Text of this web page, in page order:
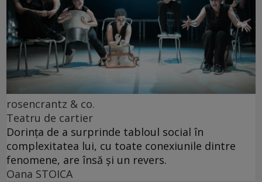
rosencrantz & co.
Teatru de cartier
Dorința de a surprinde tabloul social în
complexitatea lui, cu toate conexiunile dintre
fenomene, are însă și un revers.
Oana STOICA